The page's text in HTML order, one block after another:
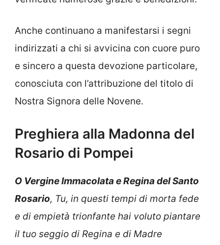
Anche continuano a manifestarsi i segni
indirizzati a chi si avvicina con cuore puro
e sincero a questa devozione particolare,
conosciuta con l’attribuzione del titolo di
Nostra Signora delle Novene.
Preghiera alla Madonna del
Rosario di Pompei
O Vergine Immacolata e Regina del Santo
Rosario, Tu, in questi tempi di morta fede
e di empietà trionfante hai voluto piantare
il tuo seggio di Regina e di Madre